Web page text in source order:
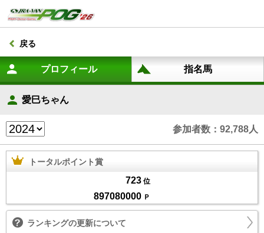
戻る
愛巳ちゃん
参加者数：92,788人
トータルポイント賞
723 位
897080000 Ｐ
ランキングの更新について